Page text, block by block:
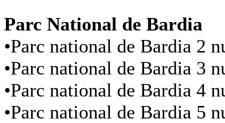
Parc National de Bardia
•Parc national de Bardia 2
•Parc national de Bardia 3
•Parc national de Bardia 4
•Parc national de Bardia 5